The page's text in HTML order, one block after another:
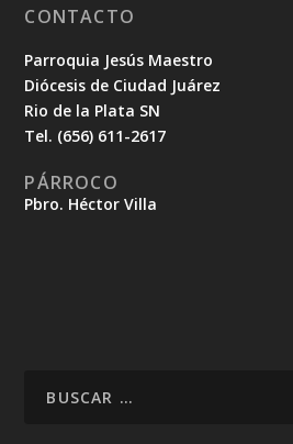
CONTACTO
Parroquia Jesús Maestro
Diócesis de Ciudad Juárez
Rio de la Plata SN
Tel. (656) 611-2617
PÁRROCO
Pbro. Héctor Villa